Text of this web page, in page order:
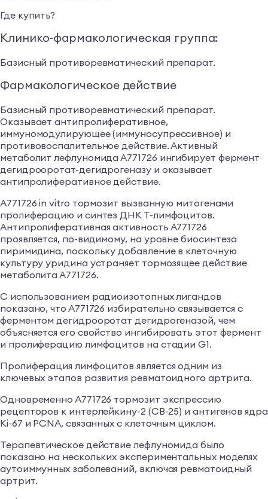
Где купить?
Клинико-фармакологическая группа:
Базисный противоревматический препарат.
Фармакологическое действие
Базисный противоревматический препарат.
Оказывает антипролиферативное,
иммуномодулирующее (иммуносупрессивное) и
противовоспалительное действие. Активный
метаболит лефлуномида А771726 ингибирует фермент
дегидрооротат-дегидрогеназу и оказывает
антипролиферативное действие.
А771726 in vitro тормозит вызванную митогенами
пролиферацию и синтез ДНК Т-лимфоцитов.
Антипролиферативная активность А771726
проявляется, по-видимому, на уровне биосинтеза
пиримидина, поскольку добавление в клеточную
культуру уридина устраняет тормозящее действие
метаболита А771726.
С использованием радиоизотопных лигандов
показано, что А771726 избирательно связывается с
ферментом дегидрооротат дегидрогеназой, чем
объясняется его свойство ингибировать этот фермент
и пролиферацию лимфоцитов на стадии G1.
Пролиферация лимфоцитов является одним из
ключевых этапов развития ревматоидного артрита.
Одновременно А771726 тормозит экспрессию
рецепторов к интерлейкину-2 (CB-25) и антигенов ядра
Ki-67 и PCNA, связанных с клеточным циклом.
Терапевтическое действие лефлуномида было
показано на нескольких экспериментальных моделях
аутоиммунных заболеваний, включая ревматоидный
артрит.